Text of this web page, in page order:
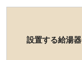
設置する給湯器